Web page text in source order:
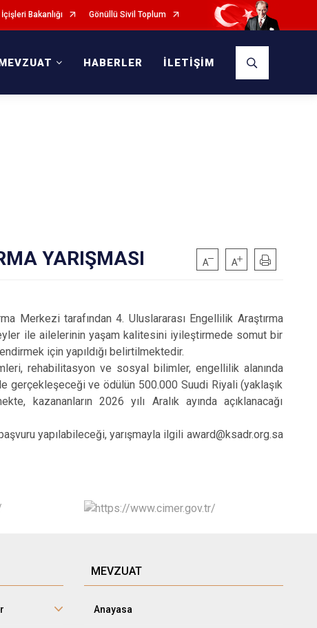
İçişleri Bakanlığı Gönüllü Sivil Toplum
HABERLER İLETİŞİM
YARIŞMASI
tarafından 4. Uluslararası Engellilik Araştırma
ile ailelerinin yaşam kalitesini iyileştirmede somut bir
için yapıldığı belirtilmektedir.
rehabilitasyon ve sosyal bilimler, engellilik alanında
ve ödülün 500.000 Suudi Riyali (yaklaşık
kazananların 2026 yılı Aralık ayında açıklanacağı
yapılabileceği, yarışmayla ilgili award@ksadr.org.sa
MEVZUAT
Anayasa